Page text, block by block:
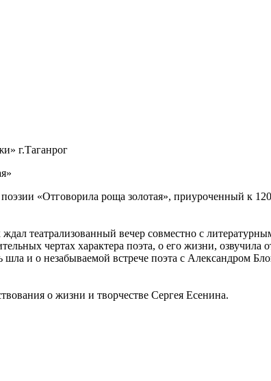
г.Таганрог
«Отговорила роща золотая», приуроченный к
театрализованный вечер совместно с
чертах характера поэта, о его жизни,
и о незабываемой встрече поэта с Александром
о жизни и творчестве Сергея Есенина.